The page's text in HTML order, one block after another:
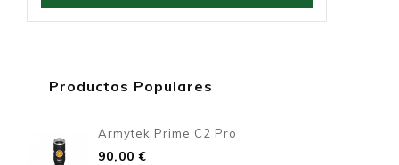
Productos Populares
Armytek Prime C2 Pro
90,00 €